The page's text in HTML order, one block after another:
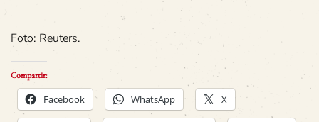
Foto: Reuters.
Compartir:
Facebook WhatsApp X